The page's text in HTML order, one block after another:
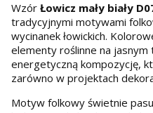
Wzór Łowicz mały biały
tradycyjnymi motywami
wycinanek łowickich.
elementy roślinne na
energetyczną kompozycję,
zarówno w projektach
Motyw folkowy świetnie